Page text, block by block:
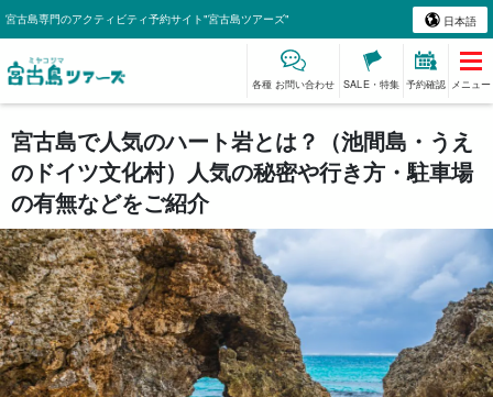
宮古島専門のアクティビティ予約サイト"宮古島ツアーズ" 日本語
各種 お問い合わせ SALE・特集 予約確認 メニュー
宮古島で人気のハート岩とは？（池間島・うえ
のドイツ文化村）人気の秘密や行き方・駐車場
の有無などをご紹介